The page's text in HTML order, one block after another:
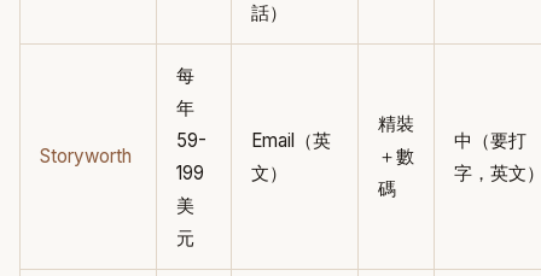
話）
Storyworth
每
年
59-
199
美
元
Email（英
文）
精裝
＋數
碼
中（要打
字，英文